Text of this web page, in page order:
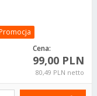
Cena:
99,00 PLN
80,49 PLN netto